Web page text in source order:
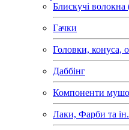
Блискучі
Гачки
Головки, конуса,
Даббінг
Компоненти
Лаки, Фарби та ін.